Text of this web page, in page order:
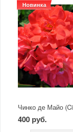
Новинка
400 руб.